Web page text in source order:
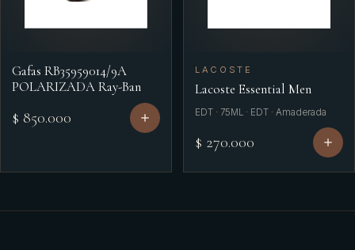
Gafas RB35959014/9A
POLARIZADA Ray-Ban
$ 850.000
LACOSTE
Lacoste Essential Men
EDT · 75ML · EDT · Amaderada
$ 270.000